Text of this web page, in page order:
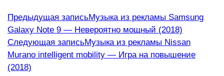
Еще
статьи
Предыдущая записьМузыка из рекламы Samsung
Galaxy Note 9 — Невероятно мощный (2018)
Следующая записьМузыка из рекламы Nissan
Murano intelligent mobility — Игра на повышение
(2018)